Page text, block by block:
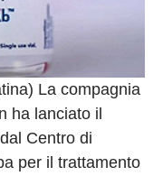
La compagnia
ha lanciato il
Centro di
per il trattamento